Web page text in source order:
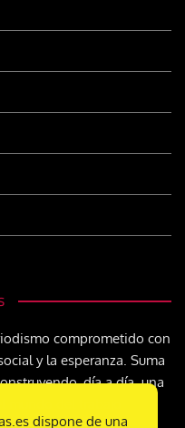
comprometido con
y la esperanza. Suma
día a día, una
mundo del trabajo
dispone de una